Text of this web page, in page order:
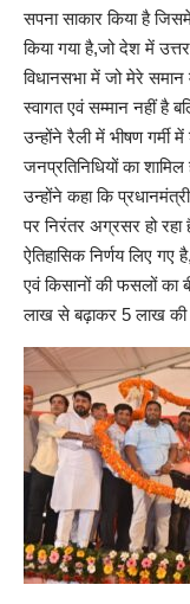
सपना साकार किया है
किया गया है,जो देश में
विधानसभा में जो मेरे
स्वागत एवं सम्मान नहीं है
उन्होंने रैली में भीषण गर्मी
जनप्रतिनिधियों का
उन्होंने कहा कि
पर निरंतर अग्रसर हो रहा
ऐतिहासिक निर्णय लिए गए
एवं किसानों की फसलों का
लाख से बढ़ाकर 5 लाख की